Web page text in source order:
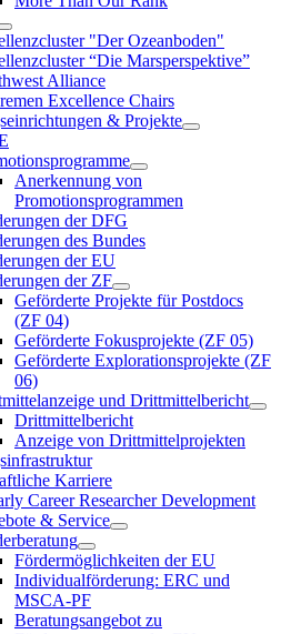
"Der Ozeanboden"
“Die Marsperspektive”
Alliance
Excellence Chairs
& Projekte
Anerkennung von
Promotionsprogrammen
der DFG
des Bundes
der EU
der ZF
Geförderte Projekte für Postdocs
(ZF 04)
Geförderte Fokusprojekte (ZF 05)
Geförderte Explorationsprojekte (ZF
06)
und Drittmittelbericht
Drittmittelbericht
Anzeige von Drittmittelprojekten
Karriere
Career Researcher Development
& Service
Fördermöglichkeiten der EU
Individualförderung: ERC und
MSCA-PF
Beratungsangebot zu